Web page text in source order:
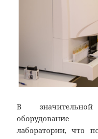
В
оборудование
лаборатории, что